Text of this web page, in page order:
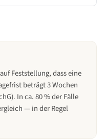
Feststellung, dass eine
beträgt 3 Wochen
In ca. 80 % der Fälle
— in der Regel